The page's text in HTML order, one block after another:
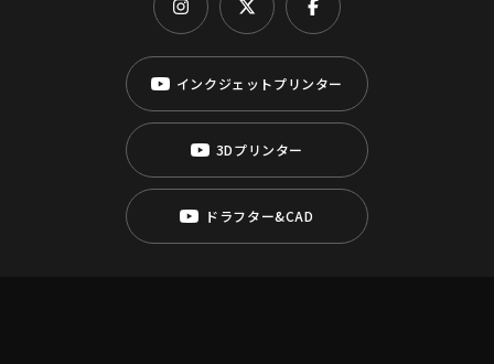
インクジェットプリンター
3Dプリンター
ドラフター&CAD